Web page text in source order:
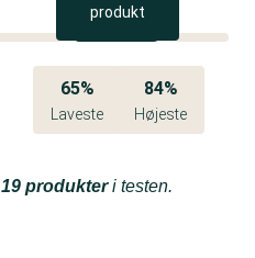
produkt
65%
Laveste
84%
Højeste
19 produkteri testen.